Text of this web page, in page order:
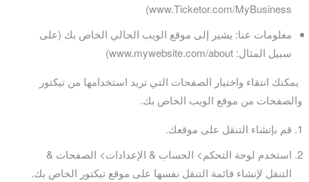
www.Ticketor.com/MyBusiness)
معلومات عنا: يشير إلى موقع الويب الحالي الخاص بك (على
سبيل المثال: www.mywebsite.com/about)
يمكنك انتقاء واختيار الصفحات التي تريد استخدامها من تيكتور
والصفحات من موقع الويب الخاص بك.
قم بإنشاء التنقل على موقعك.
استخدم لوحة التحكم> الحساب & الإعدادات> الصفحات &
التنقل لإنشاء قائمة التنقل نفسها على موقع تيكتور الخاص بك.